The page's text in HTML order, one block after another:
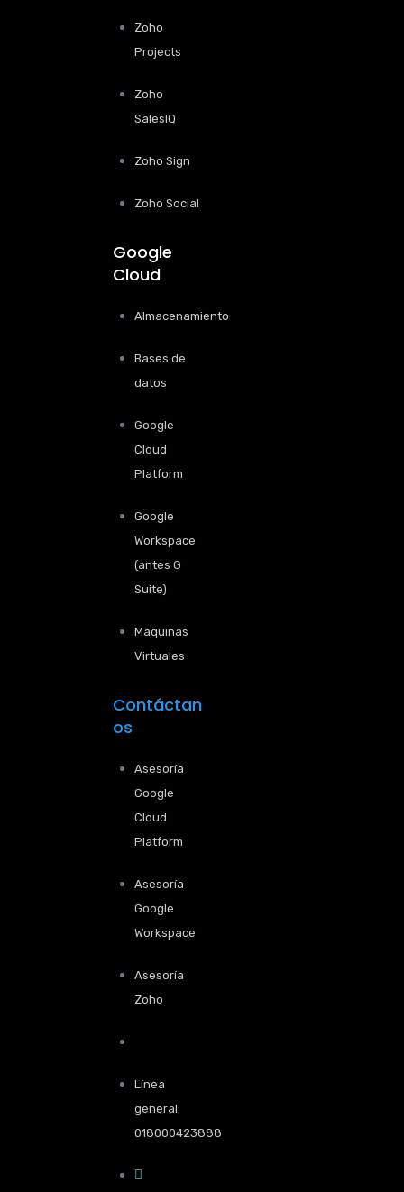
Zoho
Projects
Zoho
SalesIQ
Zoho Sign
Zoho Social
Google
Cloud
Almacenamiento
Bases de
datos
Google
Cloud
Platform
Google
Workspace
(antes G
Suite)
Máquinas
Virtuales
Contáctan
os
Asesoría
Google
Cloud
Platform
Asesoría
Google
Workspace
Asesoría
Zoho
Línea
general:
018000423888